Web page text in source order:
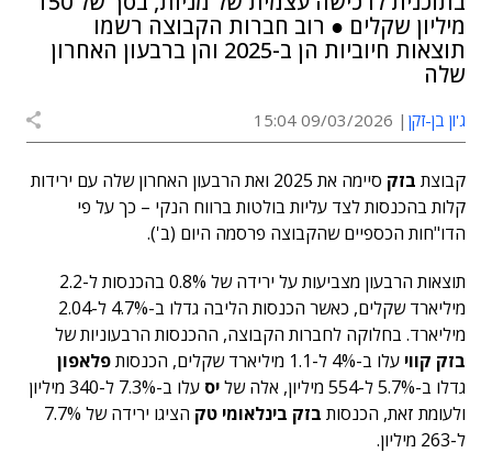
מיליון שקלים ● רוב חברות הקבוצה רשמו
תוצאות חיוביות הן ב-2025 והן ברבעון האחרון
שלה
ג'ון בן-זקן 09/03/2026 15:04
קבוצת בזק
סיימה את 2025 ואת הרבעון האחרון שלה עם ירידות
קלות בהכנסות לצד עליות בולטות ברווח הנקי – כך על פי
הדו"חות הכספיים שהקבוצה פרסמה היום (ב').
תוצאות הרבעון מצביעות על ירידה של 0.8% בהכנסות ל-2.2
מיליארד שקלים, כאשר הכנסות הליבה גדלו ב-4.7% ל-2.04
מיליארד. בחלוקה לחברות הקבוצה, ההכנסות הרבעוניות של
בזק קווי עלו ב-4% ל-1.1 מיליארד שקלים, הכנסות
פלאפון
גדלו ב-5.7% ל-554 מיליון, אלה של
יס
עלו ב-7.3% ל-340 מיליון
ולעומת זאת, הכנסות בזק בינלאומי טק
הציגו ירידה של 7.7%
ל-263 מיליון.